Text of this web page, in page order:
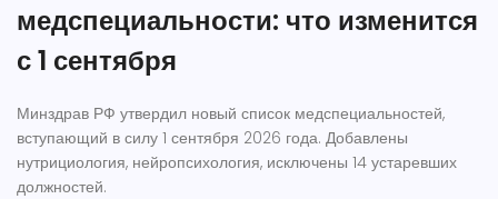
медспециальности: что изменится
с 1 сентября
Минздрав РФ утвердил новый список медспециальностей,
вступающий в силу 1 сентября 2026 года. Добавлены
нутрициология, нейропсихология, исключены 14 устаревших
должностей.